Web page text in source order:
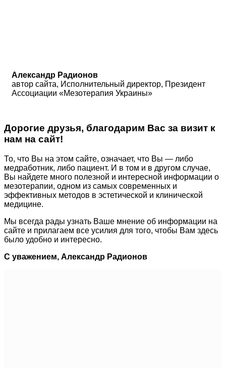
Александр Радионов
автор сайта, Исполнительный директор, Президент
Ассоциации «Мезотерапия Украины»
Дорогие друзья, благодарим Вас за визит к
нам на сайт!
То, что Вы на этом сайте, означает, что Вы — либо
медработник, либо пациент. И в том и в другом случае,
Вы найдете много полезной и интересной информации о
мезотерапии, одном из самых современных и
эффективных методов в эстетической и клинической
медицине.
Мы всегда рады узнать Ваше мнение об информации на
сайте и прилагаем все усилия для того, чтобы Вам здесь
было удобно и интересно.
С уважением, Александр Радионов